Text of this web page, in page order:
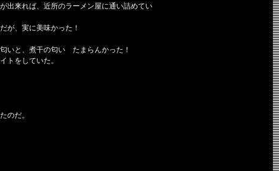
出来れば、近所のラーメン屋に通い詰めてい
が、実に美味かった！
いと、煮干の匂い たまらんかった！
トをしていた。
のだ。